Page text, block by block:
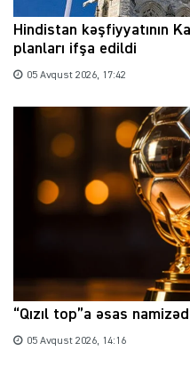
Hindistan kəşfiyyatının
planları ifşa edildi
05 Avqust 2026, 17:42
“Qızıl top”a əsas
05 Avqust 2026, 14:16